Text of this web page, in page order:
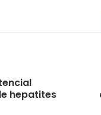
hepatites